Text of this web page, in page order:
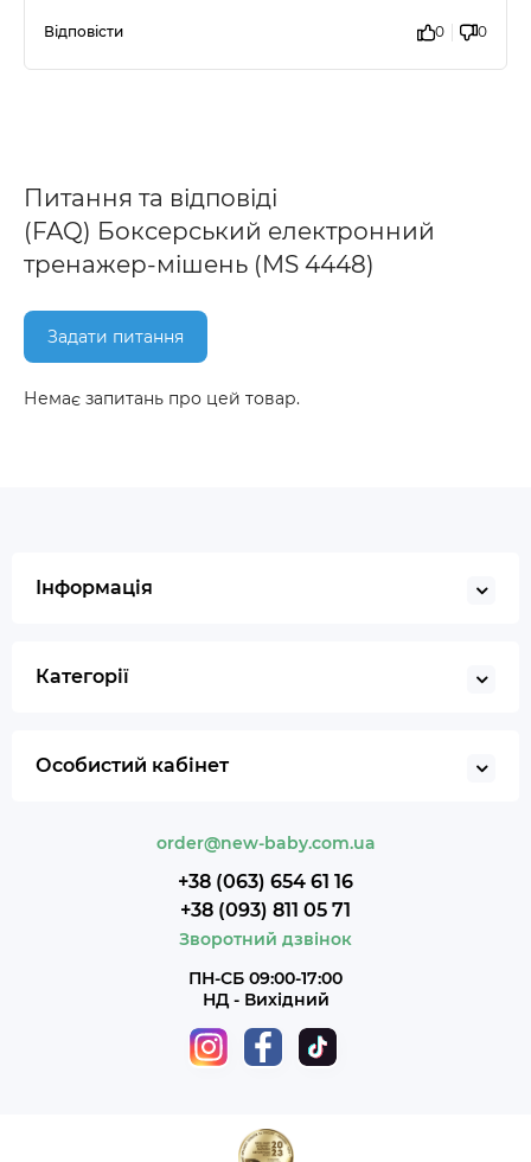
Відповісти 0 0
Питання та відповіді
(FAQ) Боксерський електронний
тренажер-мішень (MS 4448)
Задати питання
Немає запитань про цей товар.
Інформація
Категорії
Особистий кабінет
order@new-baby.com.ua
+38 (063) 654 61 16
+38 (093) 811 05 71
Зворотний дзвінок
ПН-СБ 09:00-17:00
НД - Вихідний